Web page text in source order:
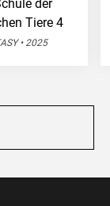
der
Tiere 4
• 2025